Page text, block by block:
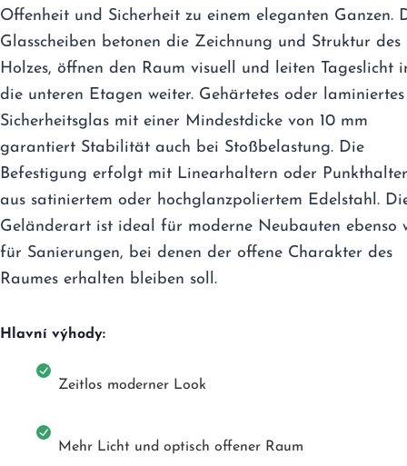
Offenheit und Sicherheit zu einem eleganten Ganzen.
Glasscheiben betonen die Zeichnung und Struktur des
Holzes, öffnen den Raum visuell und leiten Tageslicht
die unteren Etagen weiter. Gehärtetes oder laminiertes
Sicherheitsglas mit einer Mindestdicke von 10 mm
garantiert Stabilität auch bei Stoßbelastung. Die
Befestigung erfolgt mit Linearhaltern oder
aus satiniertem oder hochglanzpoliertem Edelstahl.
Geländerart ist ideal für moderne Neubauten ebenso
für Sanierungen, bei denen der offene Charakter des
Raumes erhalten bleiben soll.
Hlavní výhody:
Zeitlos moderner Look
Mehr Licht und optisch offener Raum